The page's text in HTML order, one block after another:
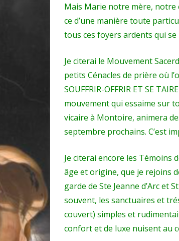
Mais Marie notre mère, notre
ce d’une manière toute
tous ces foyers ardents qui
Je citerai le Mouvement
petits Cénacles de prière où
SOUFFRIR-OFFRIR ET SE
mouvement qui essaime sur
vicaire à Montoire, animera
septembre prochains. C’est
Je citerai encore les Témoins
âge et origine, que je rejoins
garde de Ste Jeanne d’Arc
souvent, les sanctuaires et
couvert) simples et
confort et de luxe nuisent au